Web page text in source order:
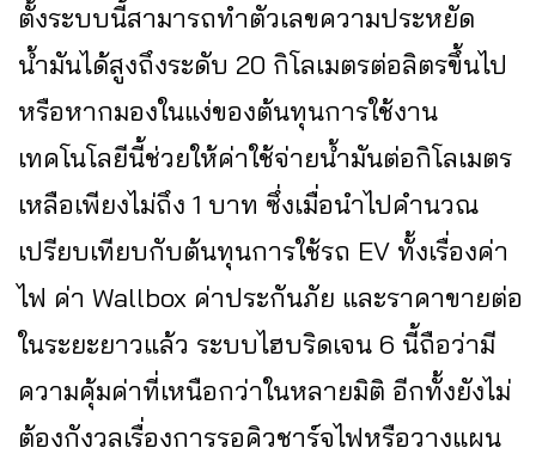
ตั้งระบบนี้สามารถทำตัวเลขความประหยัด
น้ำมันได้สูงถึงระดับ 20 กิโลเมตรต่อลิตรขึ้นไป
หรือหากมองในแง่ของต้นทุนการใช้งาน
เทคโนโลยีนี้ช่วยให้ค่าใช้จ่ายน้ำมันต่อกิโลเมตร
เหลือเพียงไม่ถึง 1 บาท ซึ่งเมื่อนำไปคำนวณ
เปรียบเทียบกับต้นทุนการใช้รถ EV ทั้งเรื่องค่า
ไฟ ค่า Wallbox ค่าประกันภัย และราคาขายต่อ
ในระยะยาวแล้ว ระบบไฮบริดเจน 6 นี้ถือว่ามี
ความคุ้มค่าที่เหนือกว่าในหลายมิติ อีกทั้งยังไม่
ต้องกังวลเรื่องการรอคิวชาร์จไฟหรือวางแผน